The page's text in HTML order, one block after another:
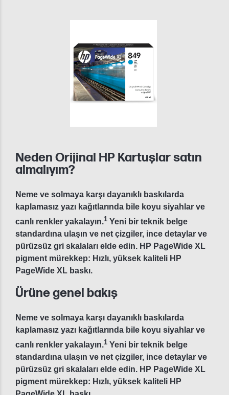
Neden Orijinal HP Kartuşlar satın
almalıyım?
Neme ve solmaya karşı dayanıklı baskılarda
kaplamasız yazı kağıtlarında bile koyu siyahlar ve
canlı renkler yakalayın.1 Yeni bir teknik belge
standardına ulaşın ve net çizgiler, ince detaylar ve
pürüzsüz gri skalaları elde edin. HP PageWide XL
pigment mürekkep: Hızlı, yüksek kaliteli HP
PageWide XL baskı.
Ürüne genel bakış
Neme ve solmaya karşı dayanıklı baskılarda
kaplamasız yazı kağıtlarında bile koyu siyahlar ve
canlı renkler yakalayın.1 Yeni bir teknik belge
standardına ulaşın ve net çizgiler, ince detaylar ve
pürüzsüz gri skalaları elde edin. HP PageWide XL
pigment mürekkep: Hızlı, yüksek kaliteli HP